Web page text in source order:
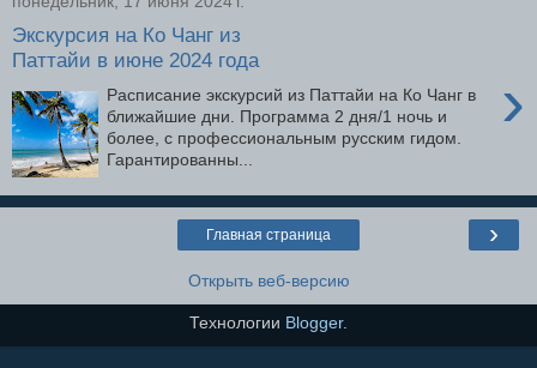
Экскурсия на Ко Чанг из
Паттайи в июне 2024 года
›
Расписание экскурсий из Паттайи на Ко Чанг в
ближайшие дни. Программа 2 дня/1 ночь и
более, с профессиональным русским гидом.
Гарантированны...
›
Главная страница
Открыть веб-версию
Технологии Blogger.